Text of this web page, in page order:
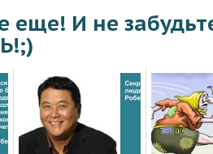
еще! И не